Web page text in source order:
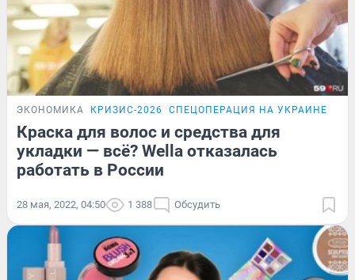
ЭКОНОМИКА КРИЗИС-2026 СПЕЦОПЕРАЦИЯ НА УКРАИНЕ
Краска для волос и средства для
укладки — всё? Wella отказалась
работать в России
28 мая, 2022, 04:50 1 388 Обсудить